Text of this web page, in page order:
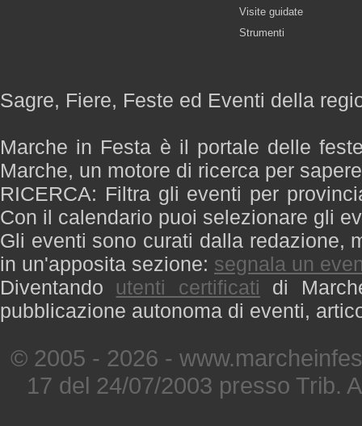
Visite guidate
Strumenti
Sagre, Fiere, Feste ed Eventi della
Marche in Festa è il portale delle
Marche, un motore di ricerca per
RICERCA: Filtra gli eventi per
Con il calendario puoi selezionare gli
Gli eventi sono curati dalla redazione,
in un'apposita sezione: segnala un
Diventando utenti certificati di
pubblicazione autonoma di eventi,
© 2005 - 2026 -
17 del 24/07/2003 presso Trib.